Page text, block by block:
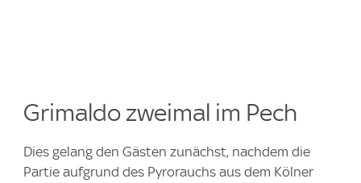
Grimaldo zweimal im Pech
Dies gelang den Gästen zunächst, nachdem die
Partie aufgrund des Pyrorauchs aus dem Kölner